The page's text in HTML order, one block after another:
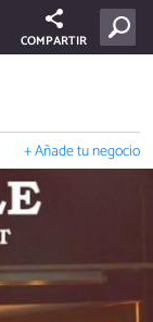
COMPARTIR
+ Añade tu negocio